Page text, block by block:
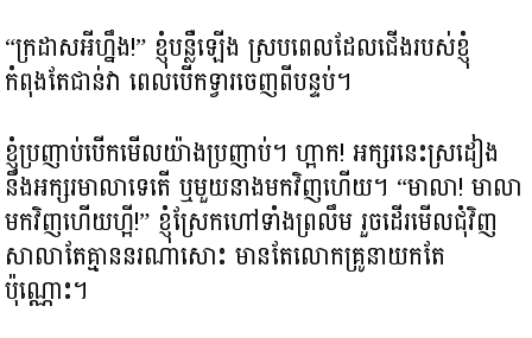
“ក្រដាសអីហ្នឹង!” ខ្ញុំបន្លឺឡើង ស្របពេលដែលជើងរបស់ខ្ញុំ
កំពុងតែជាន់វា ពេលបើកទ្វារចេញពីបន្ទប់។
ខ្ញុំប្រញាប់បើកមើលយ៉ាងប្រញាប់។ ហ្អាក! អក្សរនេះស្រដៀង
នឹងអក្សរមាលាទេតើ ឬមួយនាងមកវិញហើយ។ “មាលា! មាលា
មកវិញហើយហ្អី!” ខ្ញុំស្រែកហៅទាំងព្រលឹម រួចដើរមើលជុំវិញ
សាលាតែគ្មាននរណាសោះ មានតែលោកគ្រូនាយកតែ
ប៉ុណ្ណោះ។